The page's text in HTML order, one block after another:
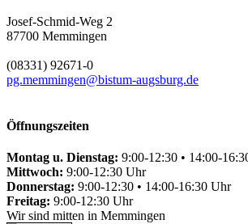
Josef-Schmid-Weg 2
87700 Memmingen
(08331) 92671-0
pg.memmingen@bistum-augsburg.de
Öffnungszeiten
Montag u. Dienstag: 9:00-12:30 • 14:00-
Mittwoch: 9:00-12:30 Uhr
Donnerstag: 9:00-12:30 • 14:00-16:30 Uhr
Freitag: 9:00-12:30 Uhr
Wir sind mitten in Memmingen